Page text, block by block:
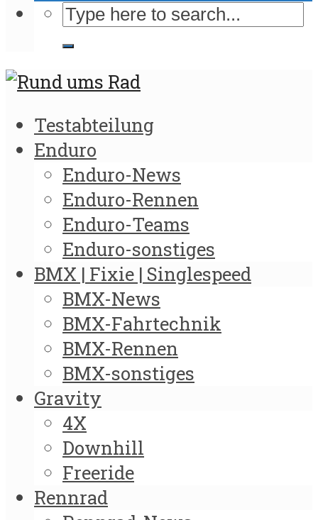
Testabteilung
Enduro
Enduro-News
Enduro-Rennen
Enduro-Teams
Enduro-sonstiges
BMX | Fixie | Singlespeed
BMX-News
BMX-Fahrtechnik
BMX-Rennen
BMX-sonstiges
Gravity
4X
Downhill
Freeride
Rennrad